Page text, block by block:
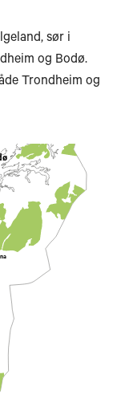
sør i
og Bodø.
Trondheim og
Svolvær